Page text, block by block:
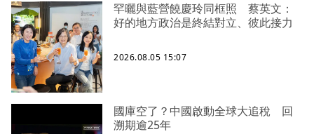
罕曬與藍營饒慶玲同框照 蔡英文：
好的地方政治是終結對立、彼此接力
2026.08.05 15:07
國庫空了？中國啟動全球大追稅 回
溯期逾25年